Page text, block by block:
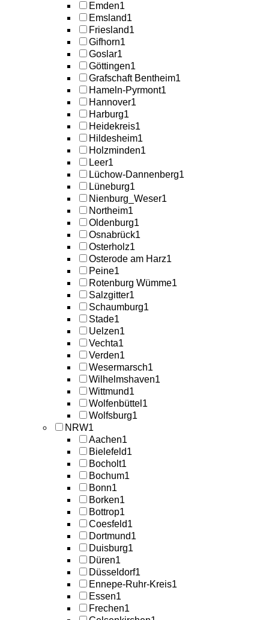
Emden1
Emsland1
Friesland1
Gifhorn1
Goslar1
Göttingen1
Grafschaft Bentheim1
Hameln-Pyrmont1
Hannover1
Harburg1
Heidekreis1
Hildesheim1
Holzminden1
Leer1
Lüchow-Dannenberg1
Lüneburg1
Nienburg_Weser1
Northeim1
Oldenburg1
Osnabrück1
Osterholz1
Osterode am Harz1
Peine1
Rotenburg Wümme1
Salzgitter1
Schaumburg1
Stade1
Uelzen1
Vechta1
Verden1
Wesermarsch1
Wilhelmshaven1
Wittmund1
Wolfenbüttel 1
Wolfsburg1
NRW1
Aachen1
Bielefeld1
Bocholt1
Bochum1
Bonn1
Borken1
Bottrop1
Coesfeld1
Dortmund1
Duisburg1
Düren1
Düsseldorf1
Ennepe-Ruhr-Kreis1
Essen1
Frechen1